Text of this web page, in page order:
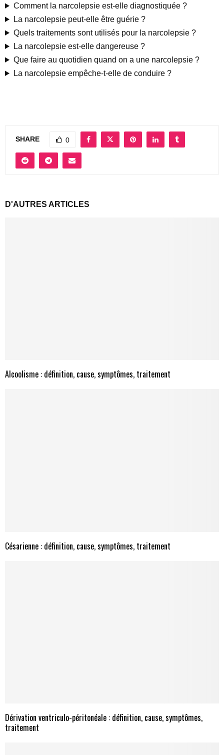
Comment la narcolepsie est-elle diagnostiquée ?
La narcolepsie peut-elle être guérie ?
Quels traitements sont utilisés pour la narcolepsie ?
La narcolepsie est-elle dangereuse ?
Que faire au quotidien quand on a une narcolepsie ?
La narcolepsie empêche-t-elle de conduire ?
SHARE 0
D'AUTRES ARTICLES
Alcoolisme : définition, cause, symptômes, traitement
Césarienne : définition, cause, symptômes, traitement
Dérivation ventriculo-péritonéale : définition, cause, symptômes,
traitement